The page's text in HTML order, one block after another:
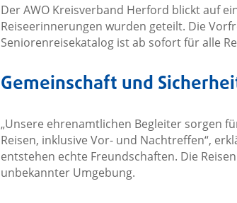
Der AWO Kreisverband Herford blickt auf
Reiseerinnerungen wurden geteilt. Die
Seniorenreisekatalog ist ab sofort für alle
Gemeinschaft und
„Unsere ehrenamtlichen Begleiter sorgen
Reisen, inklusive Vor- und Nachtreffen“,
entstehen echte Freundschaften. Die
unbekannter Umgebung.